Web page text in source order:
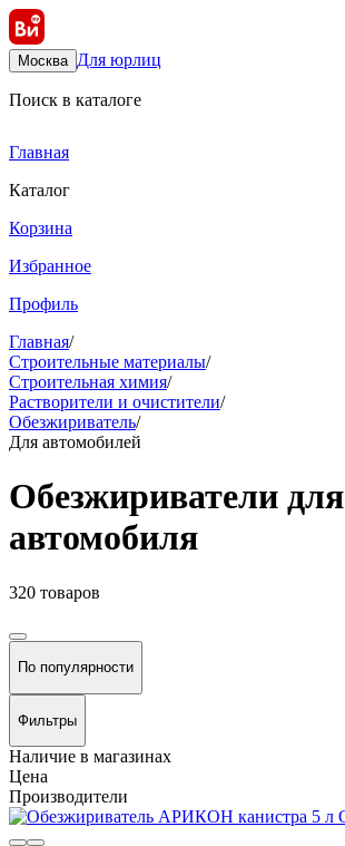
Москва Для юрлиц
Поиск в каталоге
Главная
Каталог
Корзина
Избранное
Профиль
Главная/
Строительные материалы/
Строительная химия/
Растворители и очистители/
Обезжириватель/
Для автомобилей
Обезжириватели для
автомобиля
320 товаров
По популярности
Фильтры
Наличие в магазинах
Цена
Производители